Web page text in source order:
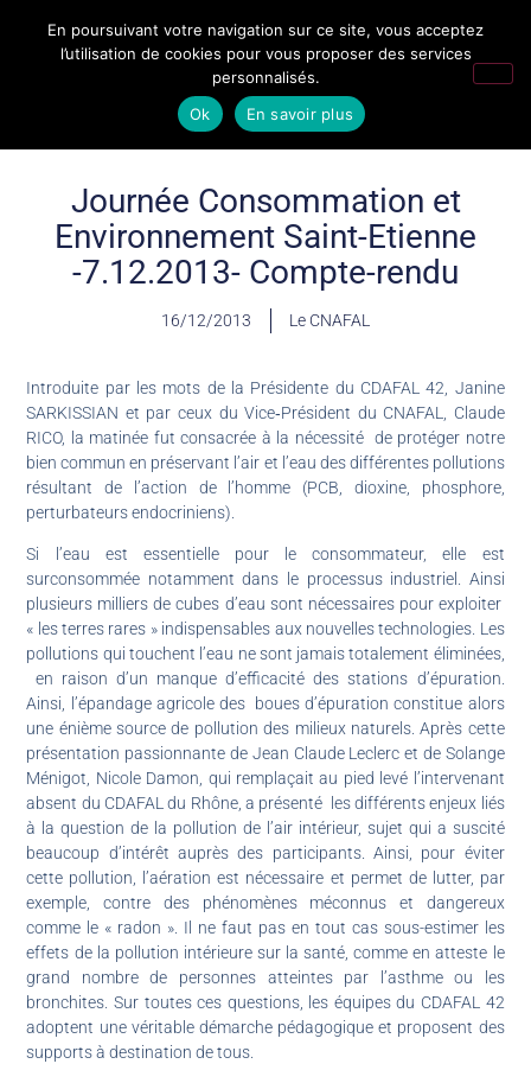
Journée Consommation et
Environnement Saint-Etienne
-7.12.2013- Compte-rendu
16/12/2013 Le CNAFAL
Introduite par les mots de la Présidente du CDAFAL 42, Janine
SARKISSIAN et par ceux du Vice‑Président du CNAFAL, Claude
RICO, la matinée fut consacrée à la nécessité de protéger notre
bien commun en préservant l’air et l’eau des différentes pollutions
résultant de l’action de l’homme (PCB, dioxine, phosphore,
perturbateurs endocriniens).
Si l’eau est essentielle pour le consommateur, elle est
surconsommée notamment dans le processus industriel. Ainsi
plusieurs milliers de cubes d’eau sont nécessaires pour exploiter
« les terres rares » indispensables aux nouvelles technologies. Les
pollutions qui touchent l’eau ne sont jamais totalement éliminées,
en raison d’un manque d’efficacité des stations d’épuration.
Ainsi, l’épandage agricole des boues d’épuration constitue alors
une énième source de pollution des milieux naturels. Après cette
présentation passionnante de Jean Claude Leclerc et de Solange
Ménigot, Nicole Damon, qui remplaçait au pied levé l’intervenant
absent du CDAFAL du Rhône, a présenté les différents enjeux liés
à la question de la pollution de l’air intérieur, sujet qui a suscité
beaucoup d’intérêt auprès des participants. Ainsi, pour éviter
cette pollution, l’aération est nécessaire et permet de lutter, par
exemple, contre des phénomènes méconnus et dangereux
comme le « radon ». Il ne faut pas en tout cas sous-estimer les
effets de la pollution intérieure sur la santé, comme en atteste le
grand nombre de personnes atteintes par l’asthme ou les
bronchites. Sur toutes ces questions, les équipes du CDAFAL 42
adoptent une véritable démarche pédagogique et proposent des
supports à destination de tous.
En poursuivant votre navigation sur ce site, vous acceptez
l’utilisation de cookies pour vous proposer des services
personnalisés.
Ok
En savoir plus